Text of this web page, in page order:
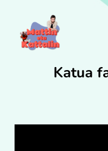
Katua